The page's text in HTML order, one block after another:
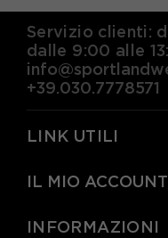
Servizio clienti:
dalle 9:00 alle
+39.030.7778571
LINK UTILI
IL MIO ACCOUNT
INFORMAZIONI